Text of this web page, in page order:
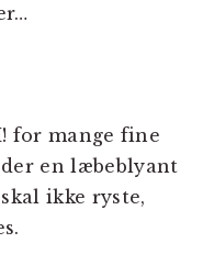
for mange fine
en læbeblyant
ikke ryste,